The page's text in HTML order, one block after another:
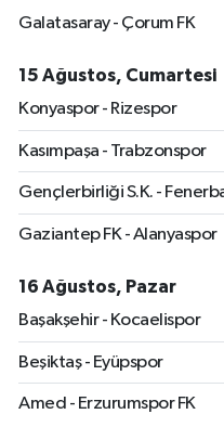
Galatasaray - Çorum FK
15 Ağustos, Cumartesi
Konyaspor - Rizespor
Kasımpaşa - Trabzonspor
Gençlerbirliği S.K. -
Gaziantep FK - Alanyaspor
16 Ağustos, Pazar
Başakşehir - Kocaelispor
Beşiktaş - Eyüpspor
Amed - Erzurumspor FK